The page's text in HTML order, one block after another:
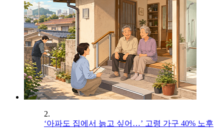
2.
‘아파도 집에서 늙고 싶어…’ 고령 가구 40% 노후